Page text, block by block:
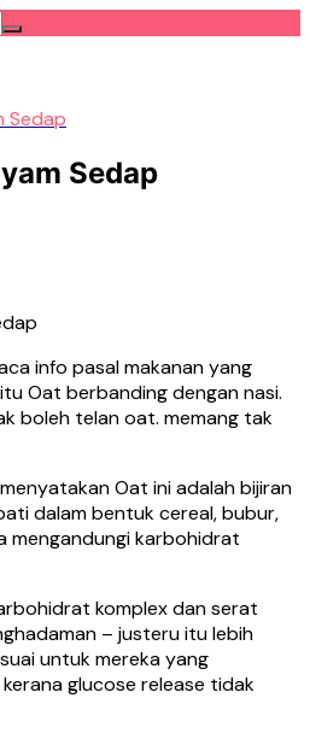
Sedap
Sedap
info pasal makanan yang
Oat berbanding dengan nasi.
boleh telan oat. memang tak
Oat ini adalah bijiran
dalam bentuk cereal, bubur,
mengandungi karbohidrat
komplex dan serat
– justeru itu lebih
untuk mereka yang
glucose release tidak